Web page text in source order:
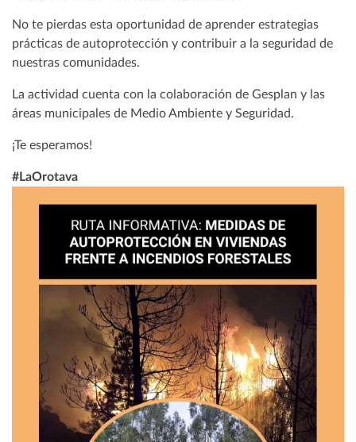
No te pierdas esta oportunidad de aprender estrategias
prácticas de autoprotección y contribuir a la seguridad de
nuestras comunidades.
La actividad cuenta con la colaboración de Gesplan y las
áreas municipales de Medio Ambiente y Seguridad.
¡Te esperamos!
#LaOrotava